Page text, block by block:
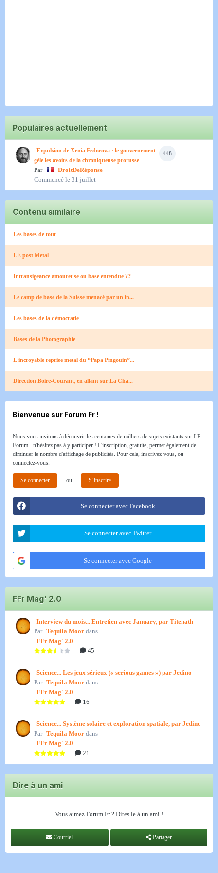
Populaires actuellement
448
Expulsion de Xenia Fedorova : le gouvernement
gèle les avoirs de la chroniqueuse prorusse
Par
DroitDeRéponse
Commencé le 31 juillet
Contenu similaire
Les bases de tout
LE post Metal
Intransigeance amoureuse ou base entendue ??
Le camp de base de la Suisse menacé par un in...
Les bases de la démocratie
Bases de la Photographie
L'incroyable reprise metal du “Papa Pingouin”...
Direction Boire-Courant, en allant sur La Cha...
Bienvenue sur Forum Fr !
Nous vous invitons à découvrir les centaines de milliers de sujets existants sur LE
Forum - n'hésitez pas à y participer ! L'inscription, gratuite, permet également de
diminuer le nombre d'affichage de publicités. Pour cela, inscrivez-vous, ou
connectez-vous.
Se connecter ou S’inscrire
Se connecter avec Facebook
Se connecter avec Twitter
Se connecter avec Google
FFr Mag' 2.0
Interview du mois... Entretien avec January, par Titenath
Par Tequila Moor dans
FFr Mag' 2.0
45
Science... Les jeux sérieux (« serious games ») par Jedino
Par Tequila Moor dans
FFr Mag' 2.0
16
Science... Système solaire et exploration spatiale, par Jedino
Par Tequila Moor dans
FFr Mag' 2.0
21
Dire à un ami
Vous aimez Forum Fr ? Dites le à un ami !
Courriel Partager